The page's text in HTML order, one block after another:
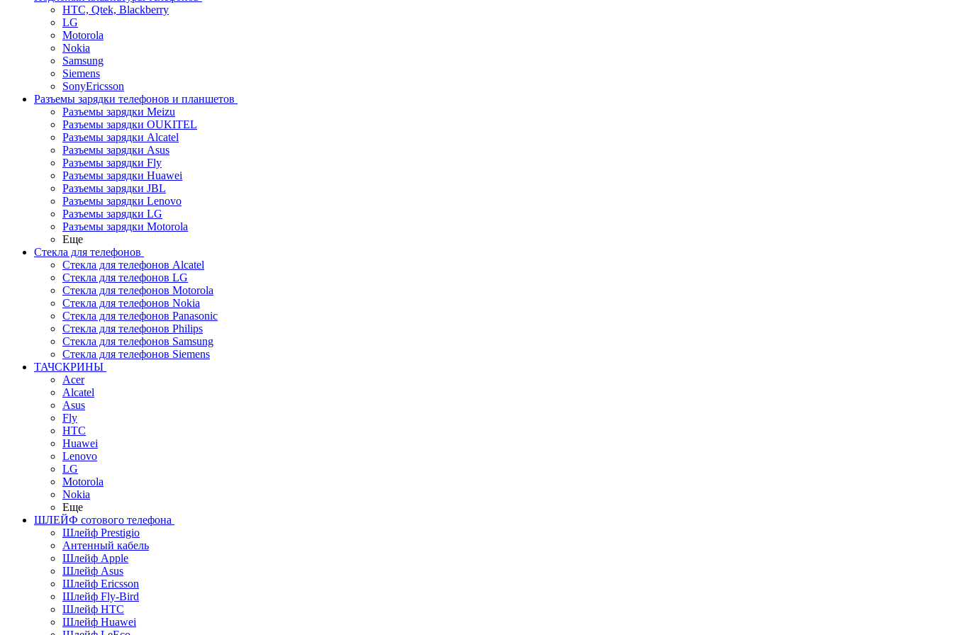
HTC, Qtek, Blackberry
LG
Motorola
Nokia
Samsung
Siemens
SonyEricsson
Разъемы зарядки телефонов и планшетов
Разъемы зарядки Meizu
Разъемы зарядки OUKITEL
Разъемы зарядки Alcatel
Разъемы зарядки Asus
Разъемы зарядки Fly
Разъемы зарядки Huawei
Разъемы зарядки JBL
Разъемы зарядки Lenovo
Разъемы зарядки LG
Разъемы зарядки Motorola
Еще
Стекла для телефонов
Стекла для телефонов Alcatel
Стекла для телефонов LG
Стекла для телефонов Motorola
Стекла для телефонов Nokia
Стекла для телефонов Panasonic
Стекла для телефонов Philips
Стекла для телефонов Samsung
Стекла для телефонов Siemens
ТАЧСКРИНЫ
Acer
Alcatel
Asus
Fly
HTC
Huawei
Lenovo
LG
Motorola
Nokia
Еще
ШЛЕЙФ сотового телефона
Шлейф Prestigio
Антенный кабель
Шлейф Apple
Шлейф Asus
Шлейф Ericsson
Шлейф Fly-Bird
Шлейф HTC
Шлейф Huawei